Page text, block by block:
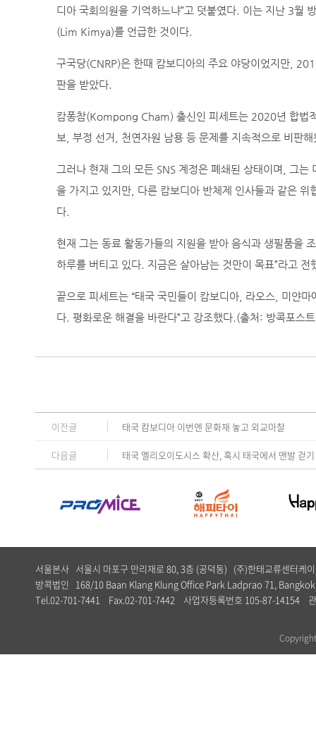
디아 국회의원을 기억하느냐”고 덧붙였다. 이는 지난 3월
(Lim Kimya)를 언급한 것이다.
구국당(CNRP)은 한때 캄보디아의 주요 야당이었지만,
판을 받았다.
캄퐁참(Kompong Cham) 출신인 피세트는 2020년 합법
보, 부정 선거, 천연자원 남용 등 문제를 지속적으로 비판해
그러나 현재 그의 모든 SNS 계정은 폐쇄된 상태이며, 그
을 가지고 있지만, 다른 캄보디아 반체제 인사들과 같은
다.
현재 그는 동료 활동가들의 지원을 받아 음식과 생필품을
하루를 버티고 있다. 지금은 살아남는 것만이 목표”라고 전
끝으로 피세트는 “태국 국민들이 캄보디아, 라오스, 미얀
다. 평화로운 해결을 바란다”고 강조했다.(출처: 방콕포스
이전글 태국 캄보디아 이번엔 문화재 놓고 외교마찰
다음글 태국 멜리오이도시스 확산, 혹시 태국에서 맨발 걷
서울본사 서울시 마포구 만리재로 80, 3층 (공덕동) (주)한태교류센터케
방콕법인 168/10 Baan Klang Klung Office Park Ladprao 71,
Tel.02-701-7441 Fax.02-701-7442 사업자등록번호 105-87-14154